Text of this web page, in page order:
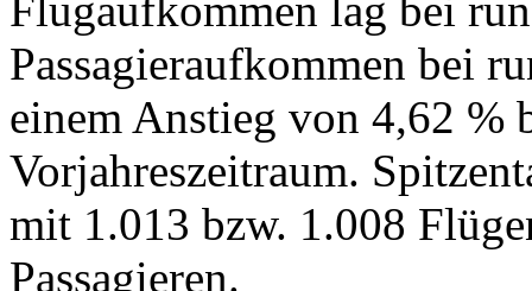
Passagieraufkommen bei
einem Anstieg von 4,62 %
Vorjahreszeitraum.
mit 1.013 bzw. 1.008
Passagieren.